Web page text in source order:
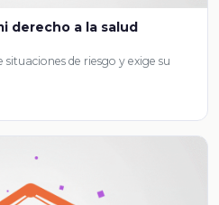
derecho a la salud
de riesgo y exige su